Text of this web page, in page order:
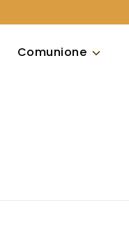
Comunione